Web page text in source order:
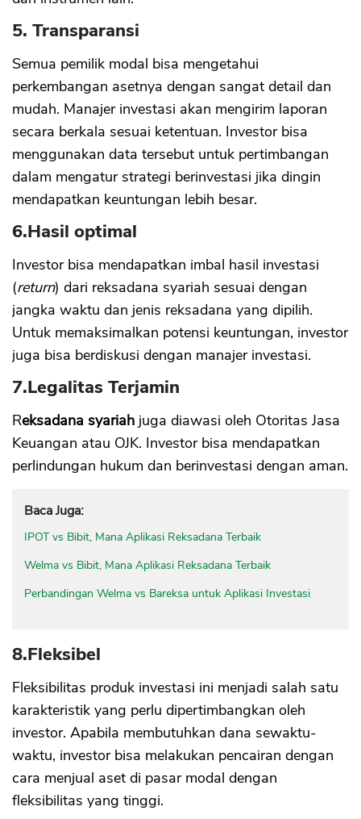
5. Transparansi
Semua pemilik modal bisa mengetahui
perkembangan asetnya dengan sangat detail dan
mudah. Manajer investasi akan mengirim laporan
secara berkala sesuai ketentuan. Investor bisa
menggunakan data tersebut untuk pertimbangan
dalam mengatur strategi berinvestasi jika dingin
mendapatkan keuntungan lebih besar.
6.Hasil optimal
Investor bisa mendapatkan imbal hasil investasi
(return) dari reksadana syariah sesuai dengan
jangka waktu dan jenis reksadana yang dipilih.
Untuk memaksimalkan potensi keuntungan, investor
juga bisa berdiskusi dengan manajer investasi.
7.Legalitas Terjamin
Reksadana syariah juga diawasi oleh Otoritas Jasa
Keuangan atau OJK. Investor bisa mendapatkan
perlindungan hukum dan berinvestasi dengan aman.
Baca Juga:
IPOT vs Bibit, Mana Aplikasi Reksadana Terbaik
Welma vs Bibit, Mana Aplikasi Reksadana Terbaik
Perbandingan Welma vs Bareksa untuk Aplikasi Investasi
8.Fleksibel
Fleksibilitas produk investasi ini menjadi salah satu
karakteristik yang perlu dipertimbangkan oleh
investor. Apabila membutuhkan dana sewaktu-
waktu, investor bisa melakukan pencairan dengan
cara menjual aset di pasar modal dengan
fleksibilitas yang tinggi.